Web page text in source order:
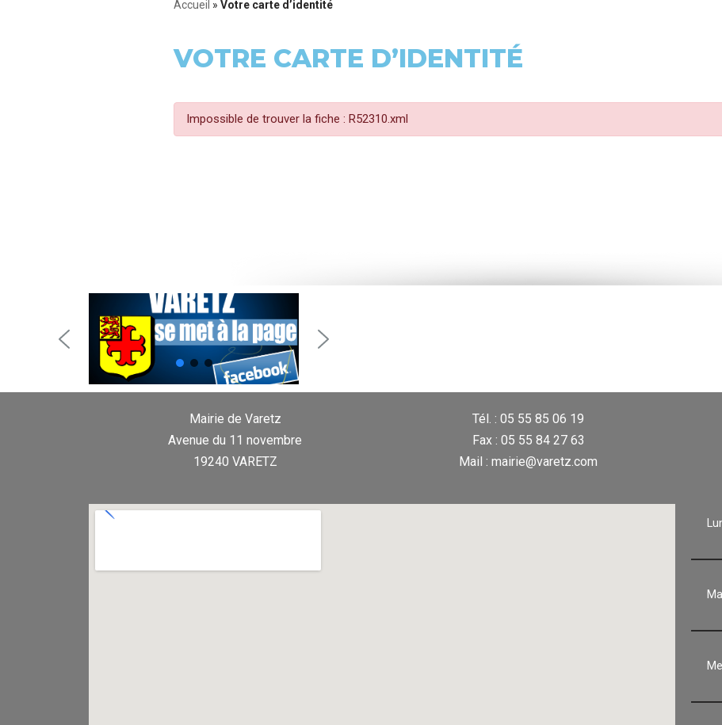
Accueil » Votre carte d’identité
VOTRE CARTE D’IDENTITÉ
Impossible de trouver la fiche : R52310.xml
Mairie de Varetz
Avenue du 11 novembre
19240 VARETZ
Tél. : 05 55 85 06 19
Fax : 05 55 84 27 63
Mail : mairie@varetz.com